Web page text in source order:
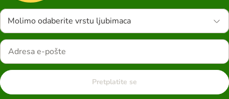
Molimo odaberite vrstu ljubimaca
Pretplatite se